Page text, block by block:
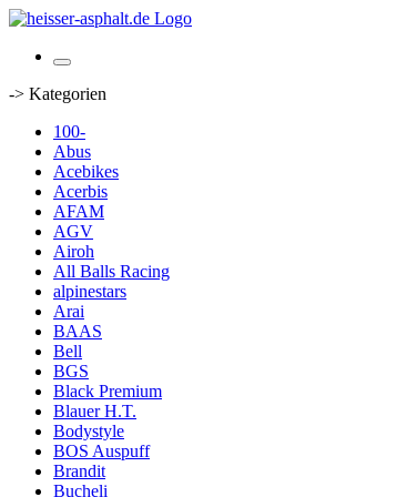
-> Kategorien
100-
Abus
Acebikes
Acerbis
AFAM
AGV
Airoh
All Balls Racing
alpinestars
Arai
BAAS
Bell
BGS
Black Premium
Blauer H.T.
Bodystyle
BOS Auspuff
Brandit
Bucheli